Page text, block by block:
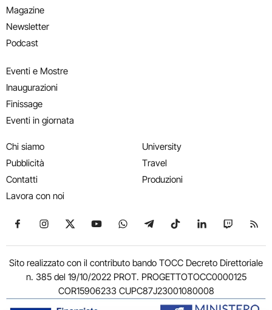
Magazine
Newsletter
Podcast
Eventi e Mostre
Inaugurazioni
Finissage
Eventi in giornata
Chi siamo
Pubblicità
Contatti
Lavora con noi
University
Travel
Produzioni
Seguici su Facebook
Seguici su Instagram
Seguici su X
Seguici su YouTube
Seguici su WhatsApp
Seguici su Telegram
Seguici su TikTok
Seguici su
Seguici
Sito realizzato con il contributo bando TOCC Decreto Direttoriale
n. 385 del 19/10/2022 PROT. PROGETTOTOCC0000125
COR15906233 CUPC87J23001080008